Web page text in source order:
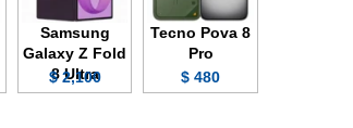
Tecno Pova 8
Pro
480 $
Samsung
Galaxy Z Fold
8 Ultra
2,100 $